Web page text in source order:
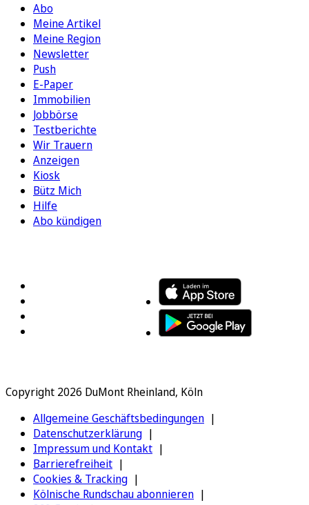
Abo
Meine Artikel
Meine Region
Newsletter
Push
E-Paper
Immobilien
Jobbörse
Testberichte
Wir Trauern
Anzeigen
Kiosk
Bütz Mich
Hilfe
Abo kündigen
Copyright 2026 DuMont Rheinland, Köln
Allgemeine Geschäftsbedingungen
Datenschutzerklärung
Impressum und Kontakt
Barrierefreiheit
Cookies & Tracking
Kölnische Rundschau abonnieren